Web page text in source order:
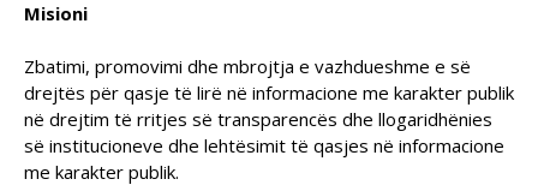
Misioni
Zbatimi, promovimi dhe mbrojtja e vazhdueshme e së
drejtës për qasje të lirë në informacione me karakter publik
në drejtim të rritjes së transparencës dhe llogaridhënies
së institucioneve dhe lehtësimit të qasjes në informacione
me karakter publik.